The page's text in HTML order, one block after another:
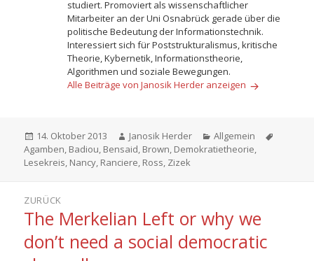
studiert. Promoviert als wissenschaftlicher
Mitarbeiter an der Uni Osnabrück gerade über die
politische Bedeutung der Informationstechnik.
Interessiert sich für Poststrukturalismus, kritische
Theorie, Kybernetik, Informationstheorie,
Algorithmen und soziale Bewegungen.
Alle Beiträge von Janosik Herder anzeigen
Veröffentlicht
am
14. Oktober 2013 Autor
Janosik Herder Kategorien
Allgemein
Agamben, Badiou, Bensaid, Brown, Demokratietheorie,
Lesekreis, Nancy, Ranciere, Ross, Zizek
Beitragsnavigation
ZURÜCK
Vorheriger
Beitrag:
The Merkelian Left or why we
don’t need a social democratic